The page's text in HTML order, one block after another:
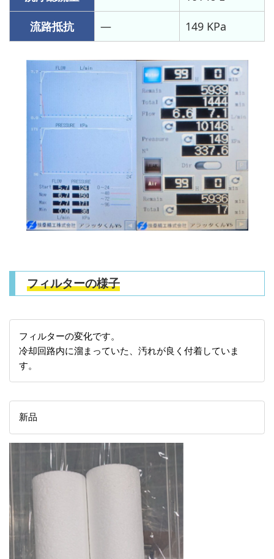
流路抵抗 — 149 KPa
フィルターの様子
フィルターの変化です。
冷却回路内に溜まっていた、汚れが良く付着していま
す。
新品